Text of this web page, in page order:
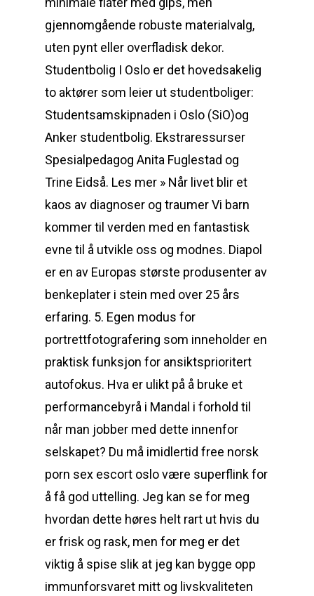
gjennomgående robuste materialvalg,
uten pynt eller overfladisk dekor.
Studentbolig I Oslo er det hovedsakelig
to aktører som leier ut studentboliger:
Studentsamskipnaden i Oslo (SiO)og
Anker studentbolig. Ekstraressurser
Spesialpedagog Anita Fuglestad og
Trine Eidså. Les mer » Når livet blir et
kaos av diagnoser og traumer Vi barn
kommer til verden med en fantastisk
evne til å utvikle oss og modnes. Diapol
er en av Europas største produsenter av
benkeplater i stein med over 25 års
erfaring. 5. Egen modus for
portrettfotografering som inneholder en
praktisk funksjon for ansiktsprioritert
autofokus. Hva er ulikt på å bruke et
performancebyrå i Mandal i forhold til
når man jobber med dette innenfor
selskapet? Du må imidlertid free norsk
porn sex escort oslo være superflink for
å få god uttelling. Jeg kan se for meg
hvordan dette høres helt rart ut hvis du
er frisk og rask, men for meg er det
viktig å spise slik at jeg kan bygge opp
immunforsvaret mitt og livskvaliteten